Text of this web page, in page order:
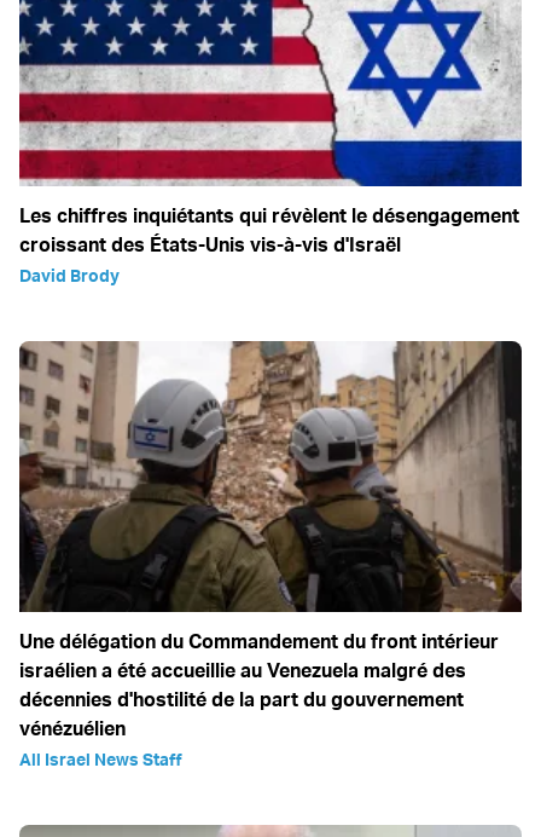
Les chiffres inquiétants qui révèlent le désengagement
croissant des États-Unis vis-à-vis d'Israël
David Brody
Une délégation du Commandement du front intérieur
israélien a été accueillie au Venezuela malgré des
décennies d'hostilité de la part du gouvernement
vénézuélien
All Israel News Staff